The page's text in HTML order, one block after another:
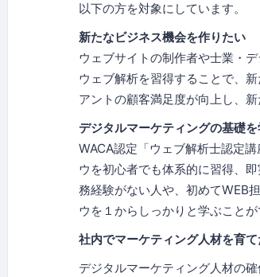
以下の方を対象にしています。
新たなビジネス機会を作りたい
ウェブサイトの制作者や士業・
ウェブ解析を習得することで、
アントの顧客満足度が向上し、
デジタルマーケティングの基礎
WACA認定「ウェブ解析士認定
ウを初心者でも体系的に習得、
務経験がない人や、初めてWEB
ウを１からしっかりと学ぶことが
社内でマーケティング人材を育
デジタルマーケティング人材の